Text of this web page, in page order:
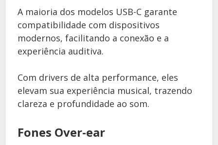
A maioria dos modelos USB-C garante
compatibilidade com dispositivos
modernos, facilitando a conexão e a
experiência auditiva.
Com drivers de alta performance, eles
elevam sua experiência musical, trazendo
clareza e profundidade ao som.
Fones Over-ear